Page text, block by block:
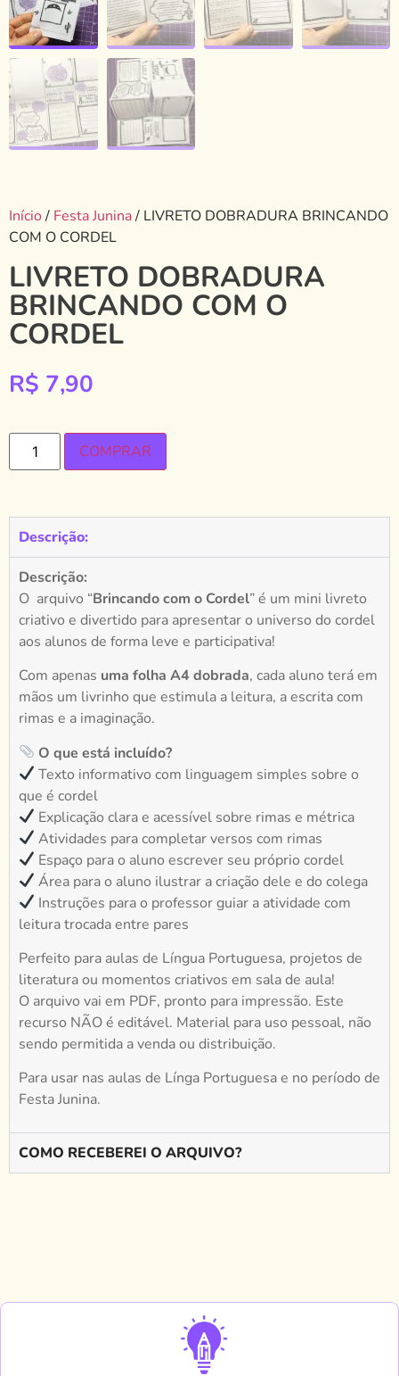
Início/ Festa Junina/ LIVRETO DOBRADURA BRINCANDO
COM O CORDEL
LIVRETO DOBRADURA
BRINCANDO COM O
CORDEL
R$ 7,90
COMPRAR
Descrição:
Descrição:
O arquivo “Brincando com o Cordel” é um mini livreto
criativo e divertido para apresentar o universo do cordel
aos alunos de forma leve e participativa!
Com apenas uma folha A4 dobrada, cada aluno terá em
mãos um livrinho que estimula a leitura, a escrita com
rimas e a imaginação.
O que está incluído?
Texto informativo com linguagem simples sobre o
que é cordel
Explicação clara e acessível sobre rimas e métrica
Atividades para completar versos com rimas
Espaço para o aluno escrever seu próprio cordel
Área para o aluno ilustrar a criação dele e do colega
Instruções para o professor guiar a atividade com
leitura trocada entre pares
Perfeito para aulas de Língua Portuguesa, projetos de
literatura ou momentos criativos em sala de aula!
O arquivo vai em PDF, pronto para impressão. Este
recurso NÃO é editável. Material para uso pessoal, não
sendo permitida a venda ou distribuição.
Para usar nas aulas de Línga Portuguesa e no período de
Festa Junina.
COMO RECEBEREI O ARQUIVO?